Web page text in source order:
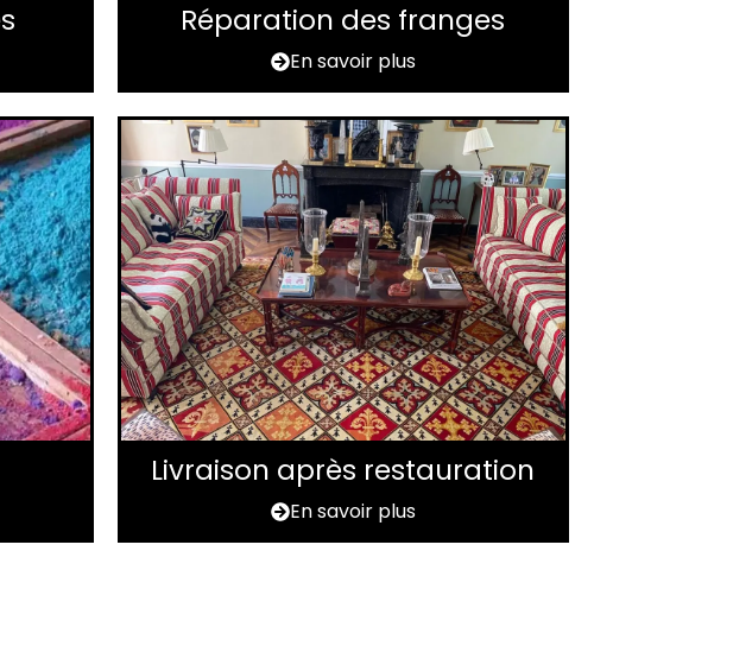
Réparation des franges
En savoir plus
Livraison après restauration
En savoir plus